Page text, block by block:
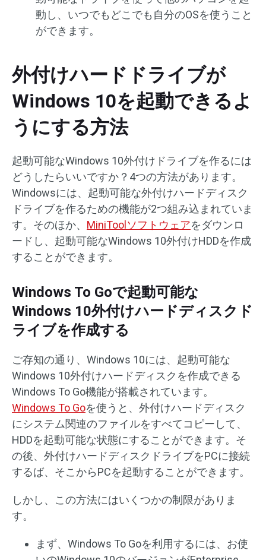
動し、いつでもどこでも自分のOSを使うこと
ができます。
外付けハードドライブが
Windows 10を起動できるよ
うにする方法
起動可能なWindows 10外付けドライブを作るには
どうしたらいいですか？4つの方法があります。
Windowsには、起動可能な外付けハードディスク
ドライブを作るための機能が2つ組み込まれていま
す。そのほか、 MiniToolソフトウェアをダウンロ
ードし、起動可能なWindows 10外付けHDDを作成
することができます。
Windows To Goで起動可能な
Windows 10外付けハードディスクド
ライブを作成する
ご存知の通り、Windows 10には、起動可能な
Windows 10外付けハードディスクを作成できる
Windows To Go機能が搭載されています。
Windows To Goを使うと、外付けハードディスク
にシステム関連のファイルをすべてコピーして、
HDDを起動可能な状態にすることができます。そ
の後、外付けハードディスクドライブをPCに接続
するば、そこからPCを起動することができます。
しかし、この方法にはいくつかの制限がありま
す。
まず、Windows To Goを利用するには、お使